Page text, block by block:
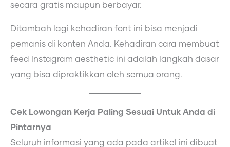
secara gratis maupun berbayar.
Ditambah lagi kehadiran font ini bisa menjadi
pemanis di konten Anda. Kehadiran cara membuat
feed Instagram aesthetic ini adalah langkah dasar
yang bisa dipraktikkan oleh semua orang.
Cek Lowongan Kerja Paling Sesuai Untuk Anda di
Pintarnya
Seluruh informasi yang ada pada artikel ini dibuat